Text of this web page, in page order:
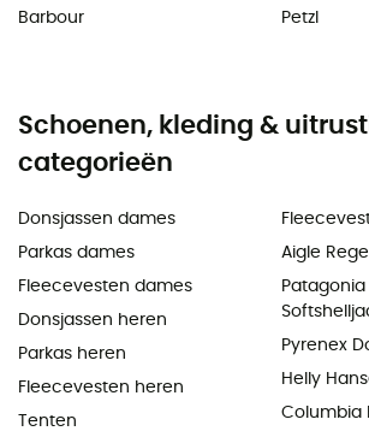
Barbour
Petzl
Schoenen, kleding &
categorieën
Donsjassen dames
Parkas dames
Fleecevesten dames
Donsjassen heren
Parkas heren
Fleecevesten heren
Tenten
Aigle
Pyrenex
Helly
Columbia